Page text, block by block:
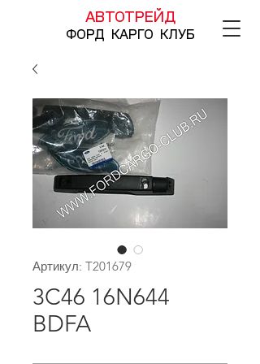
АВТОТРЕЙД
ФОРД КАРГО КЛУБ
Артикул: T201679
3C46 16N644
BDFA